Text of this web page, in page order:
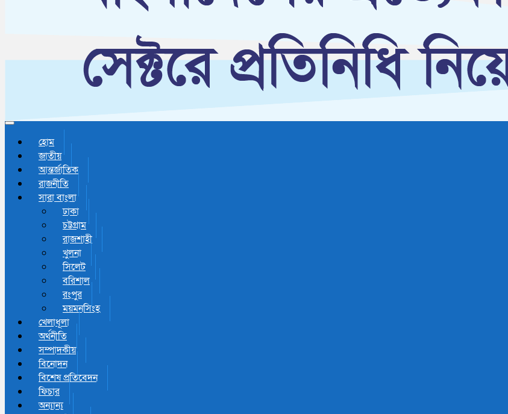
Toggle navigation
হোম
জাতীয়
আন্তর্জাতিক
রাজনীতি
সারা বাংলা
ঢাকা
চট্টগ্রাম
রাজশাহী
খুলনা
সিলেট
বরিশাল
রংপুর
ময়মনসিংহ
খেলাধূলা
অর্থনীতি
সম্পাদকীয়
বিনোদন
বিশেষ প্রতিবেদন
ফিচার
অন্যান্য